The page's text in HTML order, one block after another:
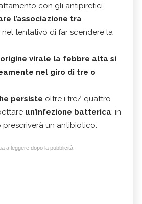
con gli antipiretici.
l’associazione tra
nel tentativo di far scendere la
origine virale la febbre alta si
nel giro di tre o
persiste oltre i tre/ quattro
un’infezione batterica; in
un antibiotico.
a leggere dopo la pubblicità